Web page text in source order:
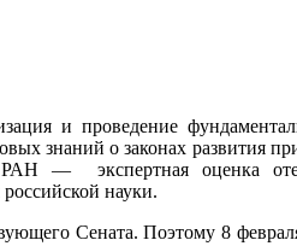
и проведение
знаний о законах развития
РАН — экспертная оценка
науки.
Сената. Поэтому 8